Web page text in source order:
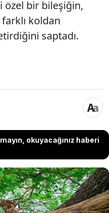
özel bir bileşiğin,
koldan
saptadı.
okuyacağınız haberi
balta girmemiş